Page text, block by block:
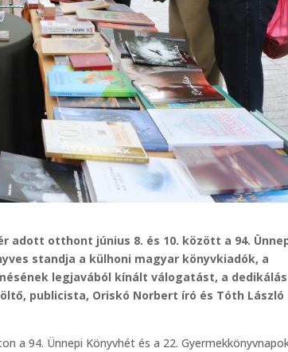
adott otthont június 8. és 10. között a 94.
standja a külhoni magyar könyvkiadók, a
legjavából kínált válogatást, a
publicista, Oriskó Norbert író és Tóth László
a 94. Ünnepi Könyvhét és a 22.